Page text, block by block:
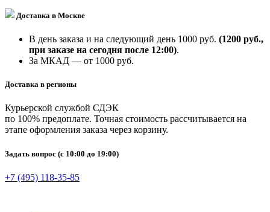
Доставка в Москве
В день заказа и на следующий день 1000 руб. (1200 руб.,
при заказе на сегодня после 12:00).
За МКАД — от 1000 руб.
Доставка в регионы
Курьерской службой СДЭК
по 100% предоплате. Точная стоимость рассчитывается на
этапе оформления заказа через корзину.
Задать вопрос (с 10:00 до 19:00)
+7 (495) 118-35-85